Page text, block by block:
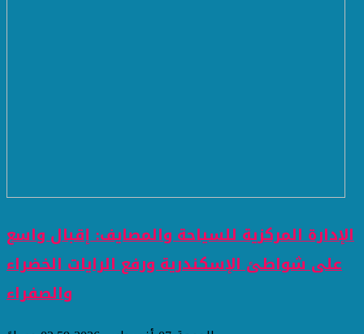
الإدارة المركزية للسياحة والمصايف: إقبال واسع
على شواطئ الإسكندرية ورفع الرايات الخضراء
والصفراء